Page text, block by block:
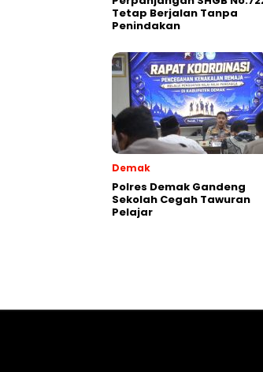
Tetap Berjalan Tanpa
Penindakan
Demak
Polres Demak Gandeng
Sekolah Cegah Tawuran
Pelajar